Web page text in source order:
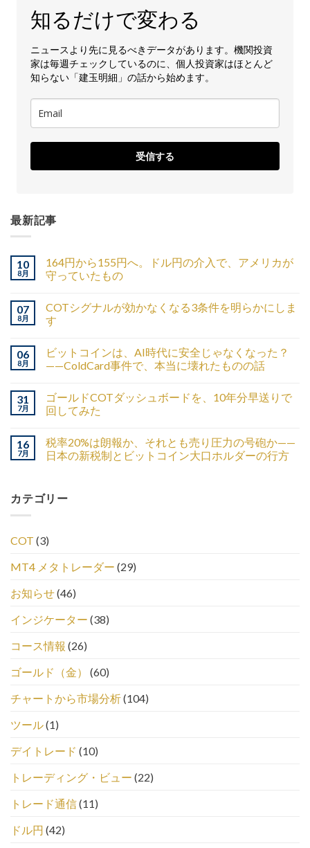
知るだけで変わる
ニュースより先に見るべきデータがあります。機関投資
家は毎週チェックしているのに、個人投資家はほとんど
知らない「建玉明細」の話から始めます。
受信する
最新記事
10
8月
164円から155円へ。ドル円の介入で、アメリカが
守っていたもの
07
8月
COTシグナルが効かなくなる3条件を明らかにしま
す
06
8月
ビットコインは、AI時代に安全じゃなくなった？
——ColdCard事件で、本当に壊れたものの話
31
7月
ゴールドCOTダッシュボードを、10年分早送りで
回してみた
16
7月
税率20%は朗報か、それとも売り圧力の号砲か——
日本の新税制とビットコイン大口ホルダーの行方
カテゴリー
COT (3)
MT4 メタトレーダー (29)
お知らせ(46)
インジケーター (38)
コース情報 (26)
ゴールド（金）
(60)
チャートから市場分析(104)
ツール(1)
デイトレード (10)
トレーディング・ビュー (22)
トレード通信(11)
ドル円 (42)